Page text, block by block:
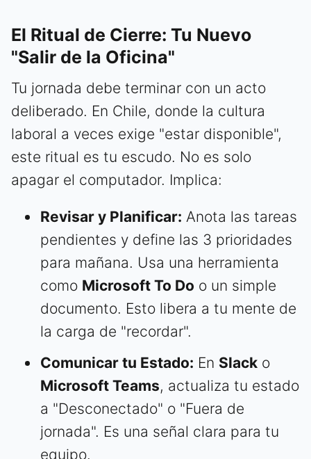
El Ritual de Cierre: Tu Nuevo
"Salir de la Oficina"
Tu jornada debe terminar con un acto
deliberado. En Chile, donde la cultura
laboral a veces exige "estar disponible",
este ritual es tu escudo. No es solo
apagar el computador. Implica:
Revisar y Planificar: Anota las tareas
pendientes y define las 3 prioridades
para mañana. Usa una herramienta
como Microsoft To Do o un simple
documento. Esto libera a tu mente de
la carga de "recordar".
Comunicar tu Estado: En Slack o
Microsoft Teams, actualiza tu estado
a "Desconectado" o "Fuera de
jornada". Es una señal clara para tu
equipo.